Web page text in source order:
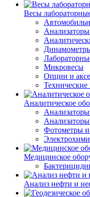
Весы
Микровесы
Опции и
Технические
Аналитическое
Анализаторы
Фотометры и
Медицинское
Анализ нефти и